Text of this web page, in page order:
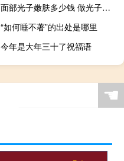
面部光子嫩肤多少钱 做光子嫩肤要多少钱
“如何睡不著”的出处是哪里
今年是大年三十了祝福语
☚